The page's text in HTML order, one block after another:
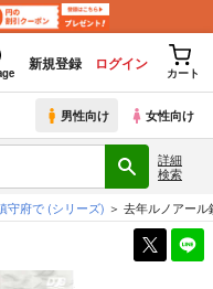
新規登録 ログイン
カート
男性向け 女性向け
詳細
検索
守府で (シリーズ) 去年ルノアー